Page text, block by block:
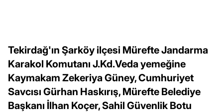
Tekirdağ'ın Şarköy ilçesi Mürefte Jandarma
Karakol Komutanı J.Kd.Veda yemeğine
Kaymakam Zekeriya Güney, Cumhuriyet
Savcısı Gürhan Haskırış, Mürefte Belediye
Başkanı İlhan Koçer, Sahil Güvenlik Botu